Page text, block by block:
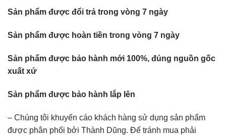
Sản phẩm được đổi trả trong vòng 7 ngày
Sản phẩm được hoàn tiền trong vòng 7 ngày
Sản phẩm được bảo hành mới 100%, đúng nguồn gốc
xuất xứ
Sản phẩm được bảo hành lắp lên
– Chúng tôi khuyến cáo khách hàng sử dụng sản phẩm
được phân phối bởi Thành Dũng. Để tránh mua phải